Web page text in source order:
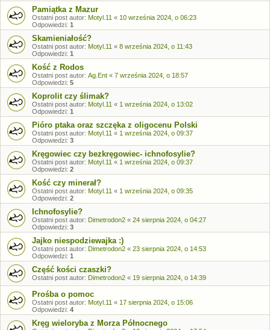
Pamiątka z Mazur
Ostatni post autor: Motyl.11 « 10 września 2024, o 06:23
Odpowiedzi: 1
Skamieniałość?
Ostatni post autor: Motyl.11 « 8 września 2024, o 11:43
Odpowiedzi: 1
Kość z Rodos
Ostatni post autor: Ag.Ent « 7 września 2024, o 18:57
Odpowiedzi: 5
Koprolit czy ślimak?
Ostatni post autor: Motyl.11 « 1 września 2024, o 13:02
Odpowiedzi: 1
Pióro ptaka oraz szczęka z oligocenu Polski
Ostatni post autor: Motyl.11 « 1 września 2024, o 09:37
Odpowiedzi: 3
Kręgowiec czy bezkręgowiec- ichnofosylie?
Ostatni post autor: Motyl.11 « 1 września 2024, o 09:37
Odpowiedzi: 2
Kość czy minerał?
Ostatni post autor: Motyl.11 « 1 września 2024, o 09:35
Odpowiedzi: 2
Ichnofosylie?
Ostatni post autor: Dimetrodon2 « 24 sierpnia 2024, o 04:27
Odpowiedzi: 3
Jajko niespodziewajka :)
Ostatni post autor: Dimetrodon2 « 23 sierpnia 2024, o 14:53
Odpowiedzi: 1
Część kości czaszki?
Ostatni post autor: Dimetrodon2 « 19 sierpnia 2024, o 14:39
Prośba o pomoc
Ostatni post autor: Motyl.11 « 17 sierpnia 2024, o 15:06
Odpowiedzi: 4
Kręg wieloryba z Morza Północnego